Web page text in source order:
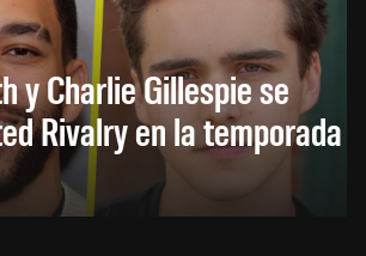
y Charlie Gillespie se
Rivalry en la temporada